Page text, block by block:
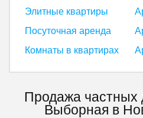
Элитные квартиры
Посуточная аренда
Комнаты в квартирах
Продажа частных
Выборная в